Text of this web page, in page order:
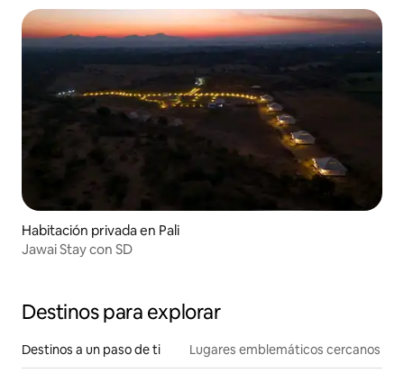
Habitación privada en Pali
Jawai Stay con SD
Destinos para explorar
Destinos a un paso de ti Lugares emblemáticos cercanos